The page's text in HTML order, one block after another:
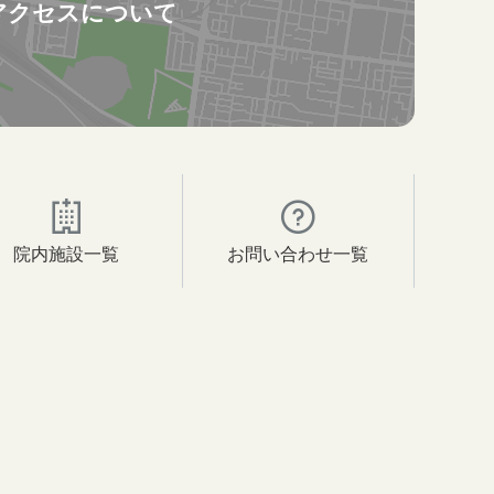
クセスについて
院内施設一覧 お問い合わせ一覧